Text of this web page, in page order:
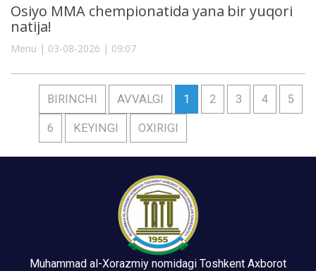
Osiyo MMA chempionatida yana bir yuqori
natija!
Menu | 03-08-2026 | 09:07
BIRINCHI AVVALGI 1 2 3 4 5
6 KEYINGI OXIRIGI
Muhammad al-Xorazmiy nomidagi Toshkent Axborot